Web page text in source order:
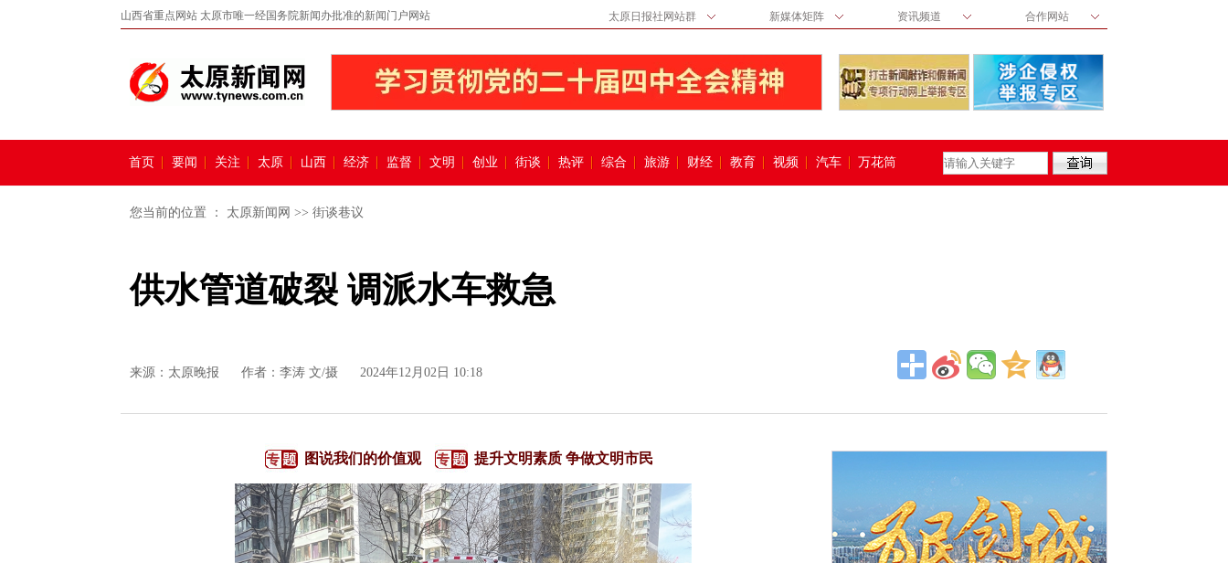
山西省重点网站 太原市唯一经国务院新闻办批准的新闻门户网站 太原日报社网站群 新媒体矩阵 资讯频道 合作网站
首页 要闻 关注 太原 山西 经济 监督 文明 创业 街谈 热评 综合 旅游 财经 教育 视频 汽车 万花筒
您当前的位置 ： 太原新闻网 >> 街谈巷议
供水管道破裂 调派水车救急
来源： 太原晚报 作者：李涛 文/摄 2024年12月02日 10:18
图说我们的价值观 提升文明素质 争做文明市民